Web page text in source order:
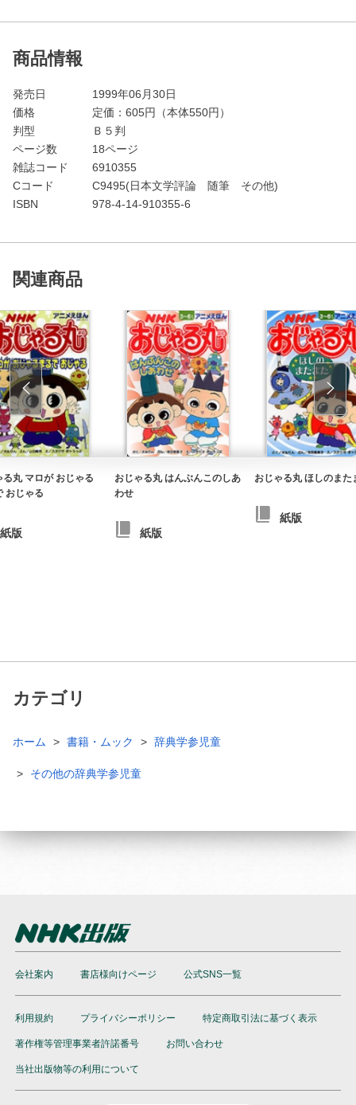
商品情報
発売日
1999年06月30日
価格
定価： 605円（本体550円）
判型
Ｂ５判
ページ数
18ページ
雑誌コード
6910355
Cコード
C9495(日本文学評論 随筆 その他)
ISBN
978-4-14-910355-6
関連商品
る丸 マロが おじゃる
おじゃる
紙版
おじゃる丸 はんぶんこのしあ
わせ
紙版
おじゃる丸 ほしのまた
紙版
カテゴリ
ホーム 書籍・ムック 辞典学参児童
その他の辞典学参児童
会社案内 書店様向けページ 公式SNS一覧
利用規約 プライバシーポリシー 特定商取引法に基づく表示
著作権等管理事業者許諾番号 お問い合わせ
当社出版物等の利用について